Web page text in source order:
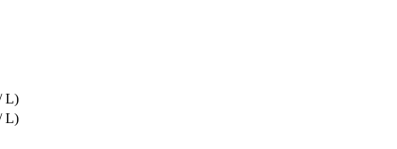
L)
L)